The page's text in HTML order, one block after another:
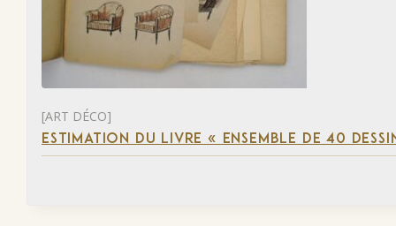
[ART DÉCO]
ESTIMATION DU LIVRE « ENSEMBLE DE 40